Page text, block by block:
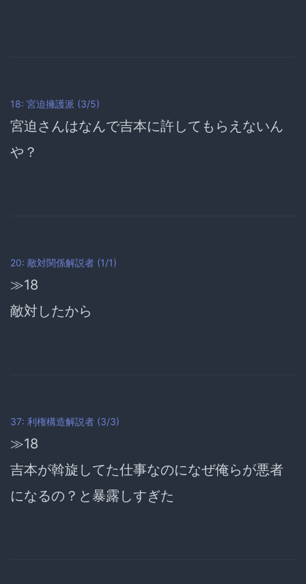
18: 宮迫擁護派 (3/5)
宮迫さんはなんで吉本に許してもらえないん
や？
20: 敵対関係解説者 (1/1)
≫18
敵対したから
37: 利権構造解説者 (3/3)
≫18
吉本が斡旋してた仕事なのになぜ俺らが悪者
になるの？と暴露しすぎた